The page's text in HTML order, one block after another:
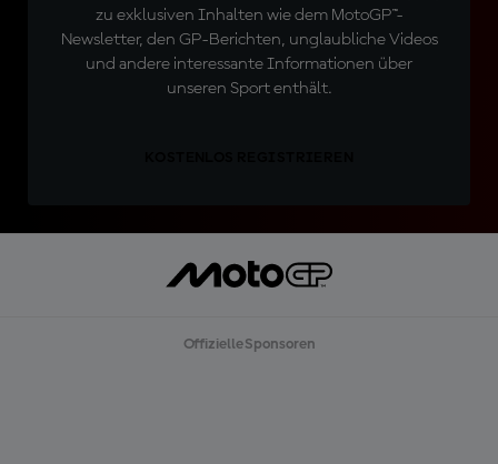
zu exklusiven Inhalten wie dem MotoGP™-
Newsletter, den GP-Berichten, unglaubliche Videos
und andere interessante Informationen über
unseren Sport enthält.
Offizielle Sponsoren